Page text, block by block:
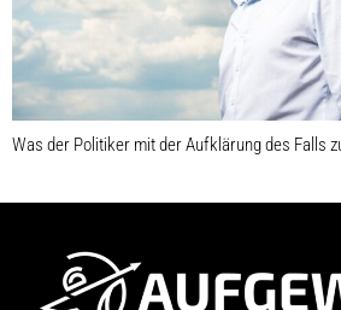
Was der Politiker mit der Aufklärung des Falls